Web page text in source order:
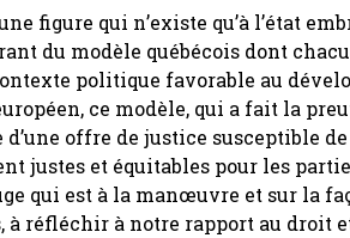
figure qui n’existe qu’à l’état
du modèle québécois dont
politique favorable au
ce modèle, qui a fait la
offre de justice susceptible
justes et équitables pour les
qui est à la manœuvre et sur la
réfléchir à notre rapport au droit